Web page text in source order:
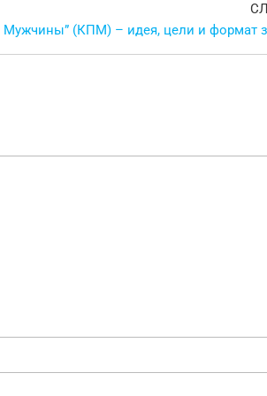
Мужчины” (КПМ) – идея, цели и формат